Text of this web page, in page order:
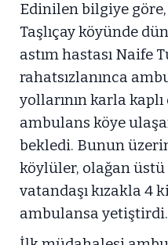
Edinilen bilgiye göre,
Taşlıçay köyünde
astım hastası Naife
rahatsızlanınca
yollarının karla
ambulans köye
bekledi. Bunun
köylüler, olağan
vatandaşı kızakla 4
ambulansa yetiştirdi.